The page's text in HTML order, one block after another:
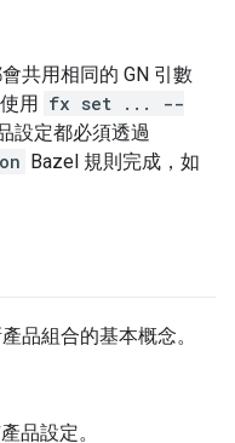
共用相同的 GN 引數
用 fx set ... --
設定都必須透過
Bazel 規則完成，如
品組合的基本概念。
品設定。